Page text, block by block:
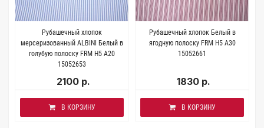
Рубашечный хлопок
мерсеризованный ALBINI Белый в
голубую полоску FRM H5 A20
15052653
2100 р.
В КОРЗИНУ
Рубашечный хлопок Белый в
ягодную полоску FRM Н5 А30
15052661
1830 р.
В КОРЗИНУ